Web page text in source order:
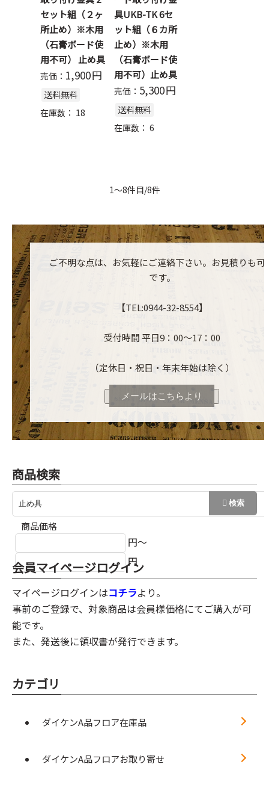
セット組（２ヶ
所止め）※木用
（石膏ボード使
用不可） 止め具
売価： 1,900円
送料無料
在庫数： 18
具UKB-TK 6セ
ット組（６カ所
止め）※木用
（石膏ボード使
用不可）止め具
売価： 5,300円
送料無料
在庫数： 6
1～8件目/8件
ご不明な点は、お気軽にご連絡下さい。お見積りも可
です。
【TEL:0944-32-8554】
受付時間 平日9：00～17：00
（定休日・祝日・年末年始は除く）
メールはこちらより
商品検索
商品価格
円～
円
会員マイページログイン
マイページログインはコチラより。
事前のご登録で、対象商品は会員様価格にてご購入が可
能です。
また、発送後に領収書が発行できます。
カテゴリ
ダイケンA品フロア在庫品
ダイケンA品フロアお取り寄せ